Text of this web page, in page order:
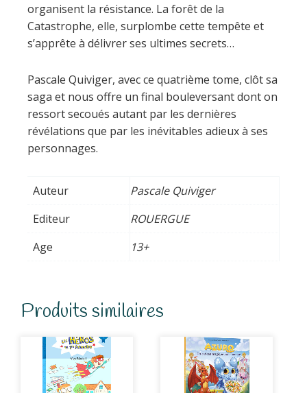
organisent la résistance. La forêt de la
Catastrophe, elle, surplombe cette tempête et
s’apprête à délivrer ses ultimes secrets…
Pascale Quiviger, avec ce quatrième tome, clôt sa
saga et nous offre un final bouleversant dont on
ressort secoués autant par les dernières
révélations que par les inévitables adieux à ses
personnages.
Auteur
Pascale Quiviger
Editeur
ROUERGUE
Age
13+
Produits similaires